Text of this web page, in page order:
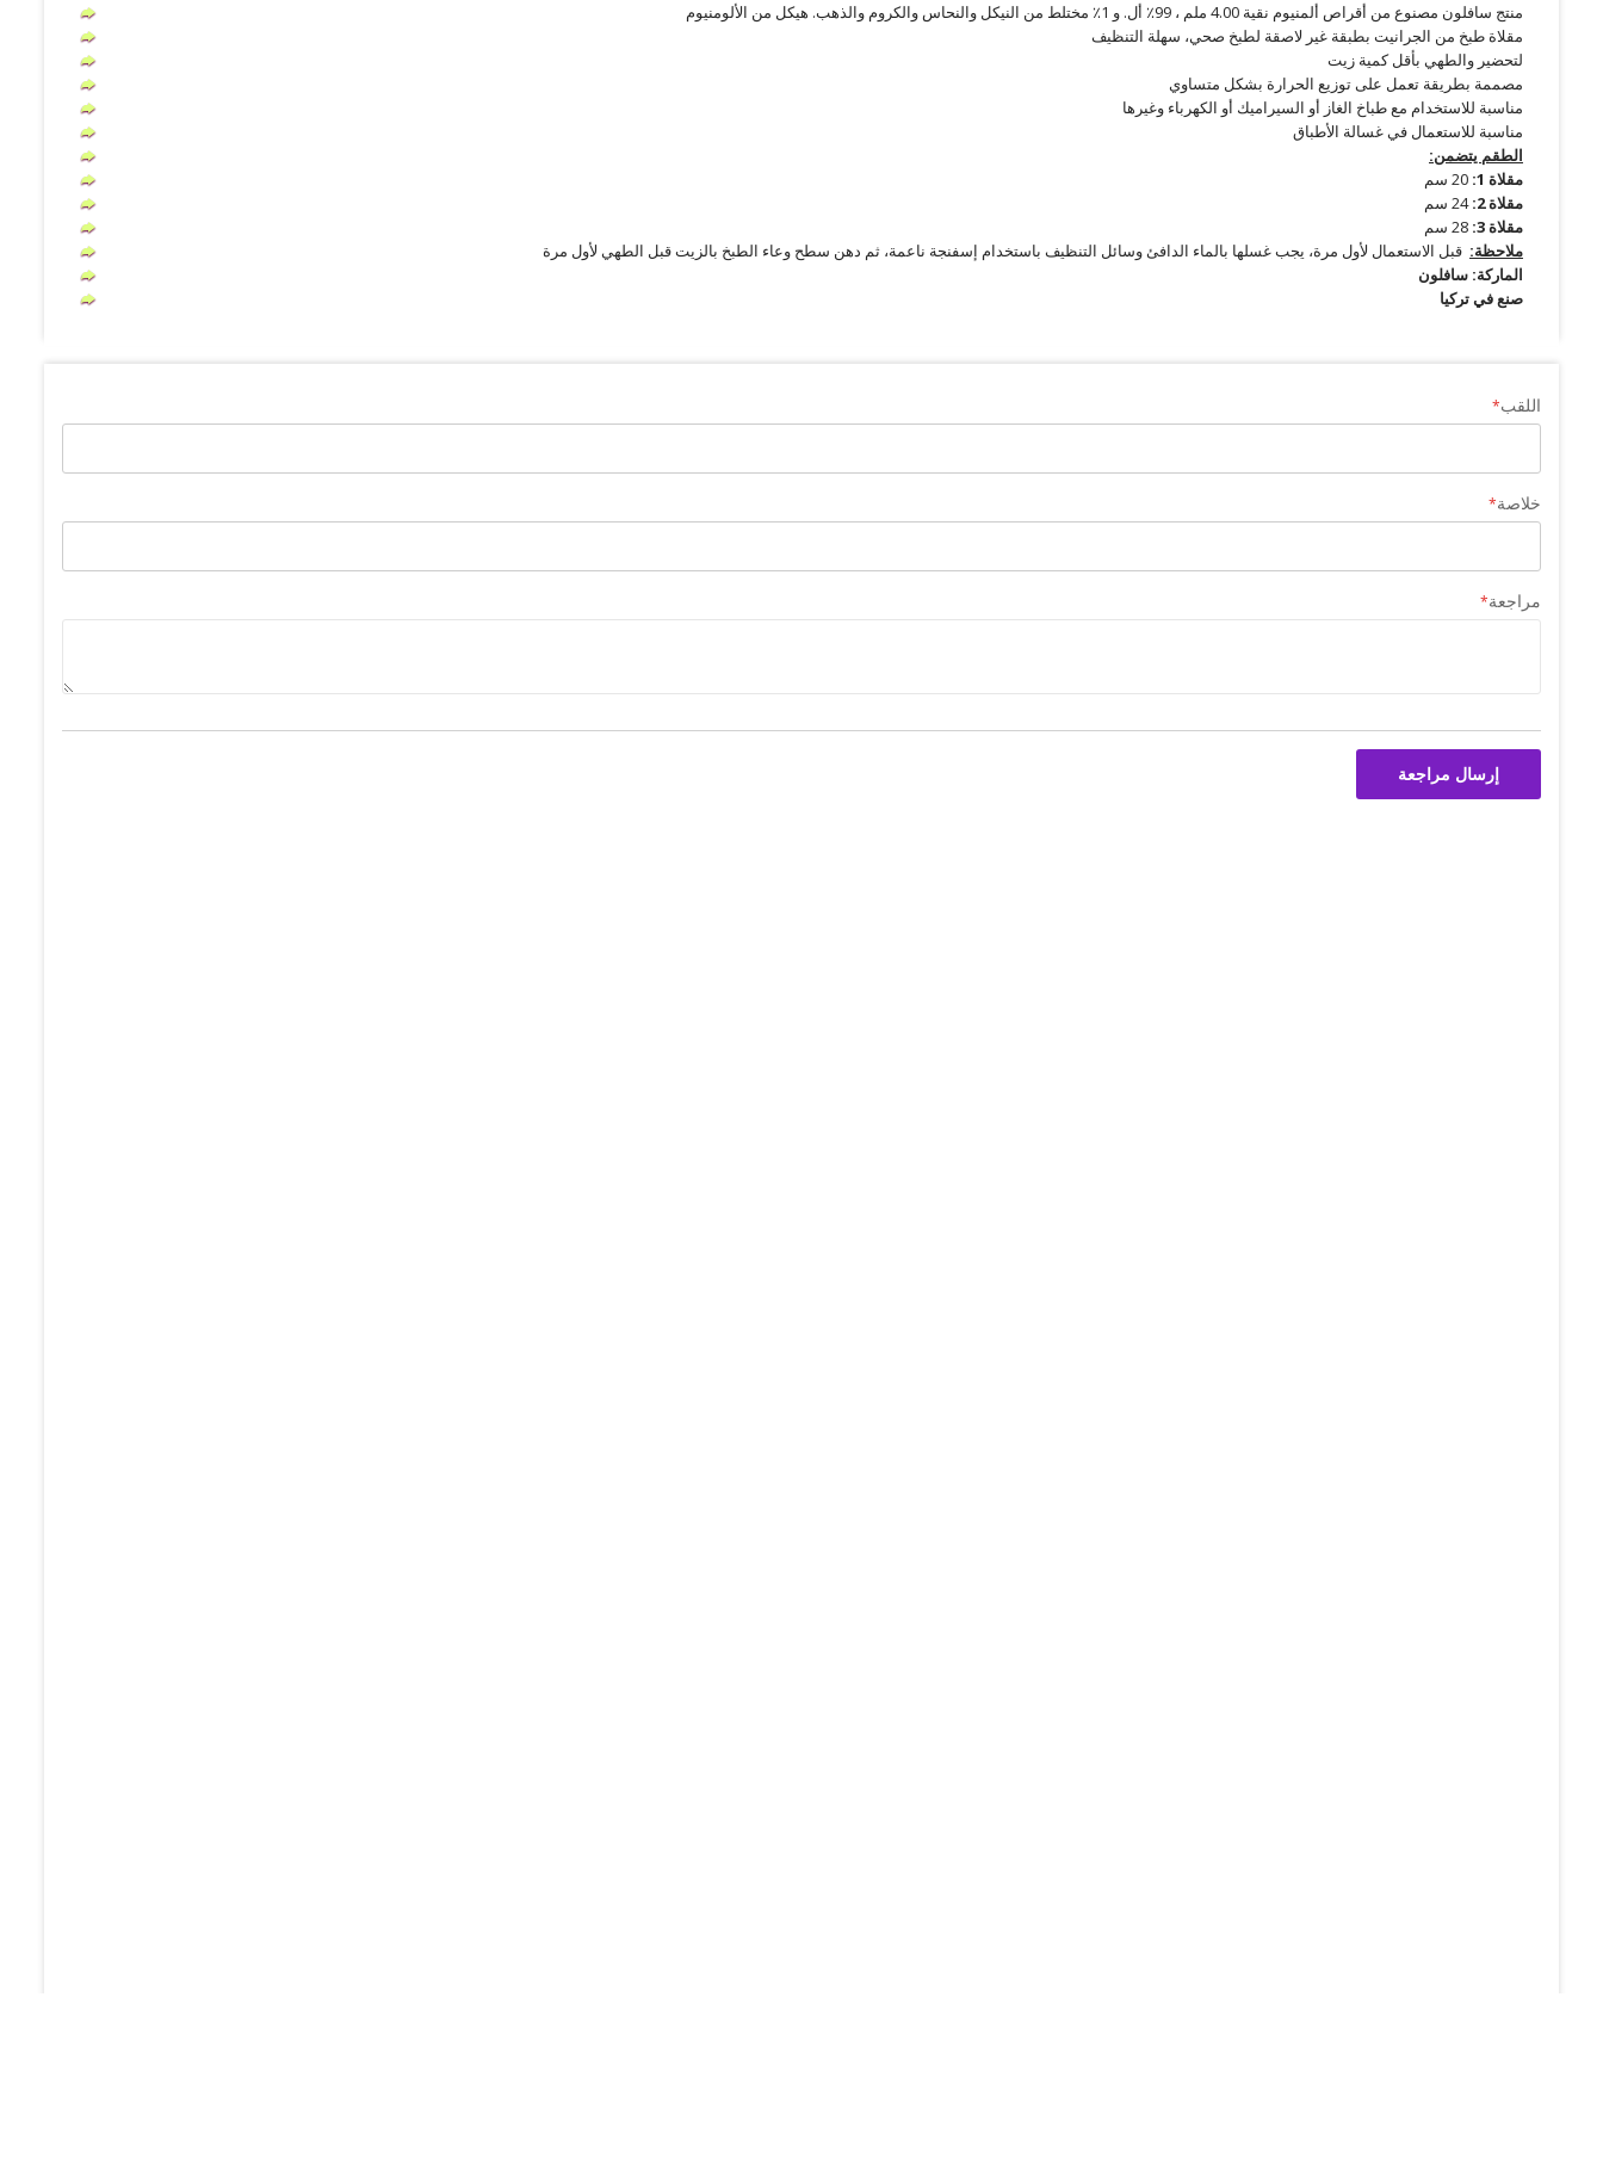
منتج سافلون مصنوع من أقراص ألمنيوم نقية 4.00 ملم ، 99٪ أل. و 1٪ مختلط من النيكل والنحاس والكروم والذهب. هيكل من الألومنيوم
مقلاة طبخ من الجرانيت بطبقة غير لاصقة لطبخ صحي، سهلة التنظيف
لتحضير والطهي بأقل كمية زيت
مصممة بطريقة تعمل على توزيع الحرارة بشكل متساوي
مناسبة للاستخدام مع طباخ الغاز أو السيراميك أو الكهرباء وغيرها
مناسبة للاستعمال في غسالة الأطباق
الطقم يتضمن:
مقلاة 1:
20 سم
مقلاة 2:
24 سم
مقلاة 3:
ملاحظة: قبل الاستعمال لأول مرة، يجب غسلها بالماء الدافئ وسائل التنظيف باستخدام إسفنجة ناعمة، ثم دهن سطح وعاء الطبخ بالزيت قبل الطهي لأول مرة
الماركة: سافلون
صنع في تركيا
اللقب
خلاصة
مراجعة
إرسال مراجعة